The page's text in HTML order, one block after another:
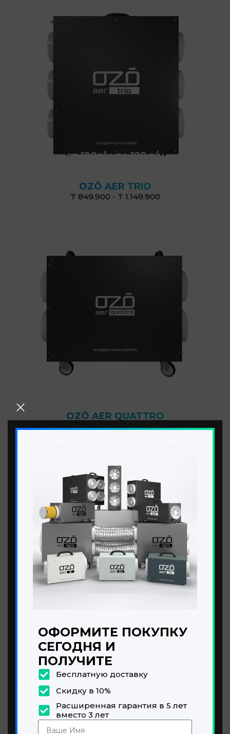
ОФОРМИТЕ ПОКУПКУ
СЕГОДНЯ И
ПОЛУЧИТЕ
Бесплатную доставку
Скидку в 10%
Расширенная гарантия в 5 лет
вместо 3 лет
от 120г/ч до 180 г/ч
OZŌ AER TRIO
₸ 849.900 - ₸ 1.149.900
OZŌ AER QUATTRO
₸ 1.349.900 - ₸ 1.549.900
OZŌ AER AGRO LITE
₸ 569.900 - ₸ 1.437.900